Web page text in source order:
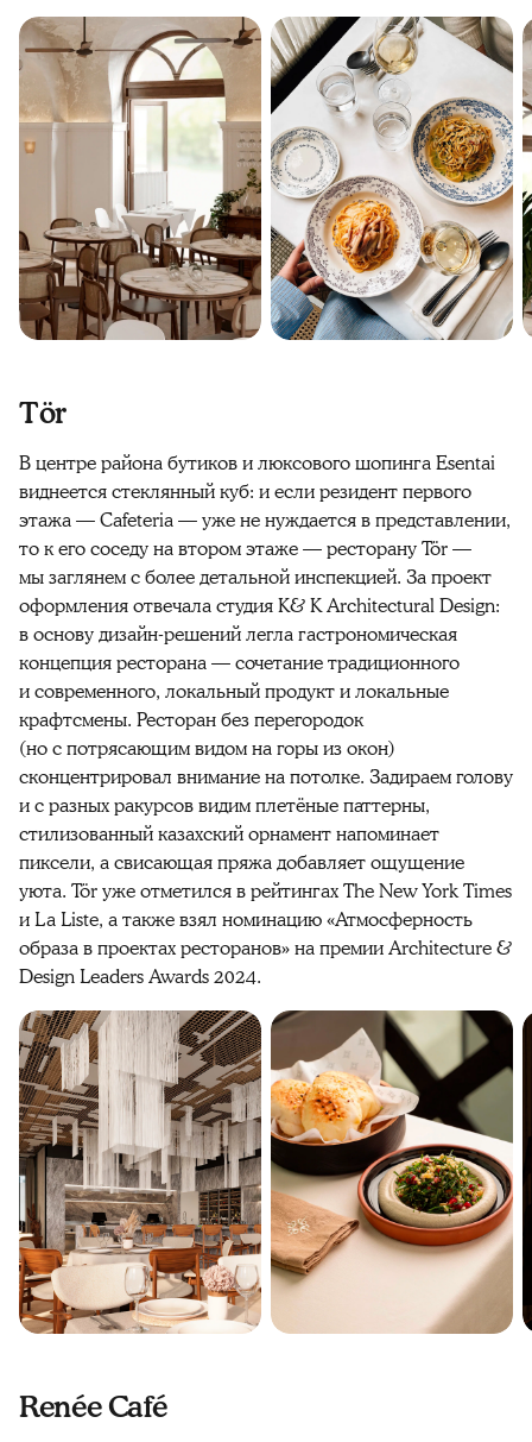
Tör
В центре района бутиков и люксового шопинга Esentai
виднеется стеклянный куб: и если резидент первого
этажа — Cafeteria — уже не нуждается в представлении,
то к его соседу на втором этаже — ресторану Tör —
мы заглянем с более детальной инспекцией. За проект
оформления отвечала студия K& K Architectural Design:
в основу дизайн-решений легла гастрономическая
концепция ресторана — сочетание традиционного
и современного, локальный продукт и локальные
крафтсмены. Ресторан без перегородок
(но с потрясающим видом на горы из окон)
сконцентрировал внимание на потолке. Задираем голову
и с разных ракурсов видим плетёные паттерны,
стилизованный казахский орнамент напоминает
пиксели, а свисающая пряжа добавляет ощущение
уюта. Tör уже отметился в рейтингах The New York Times
и La Liste, а также взял номинацию «Атмосферность
образа в проектах ресторанов» на премии Architecture &
Design Leaders Awards 2024.
Renée Café